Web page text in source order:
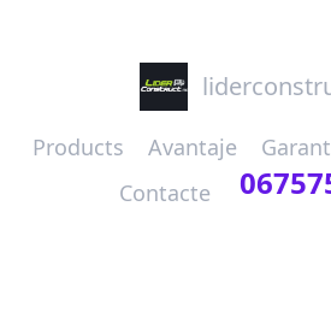
Products Avantaje
Contacte